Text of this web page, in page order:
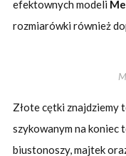
efektownych modeli
rozmiarówki również
Złote cętki znajdziemy
szykowanym na
biustonoszy, majtek